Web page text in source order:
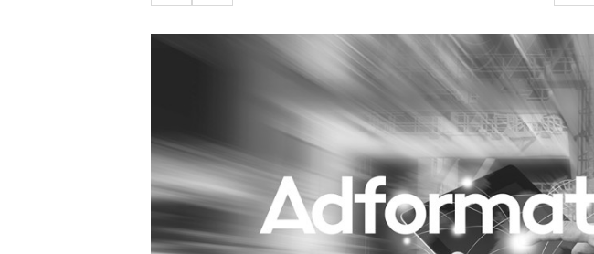
Influencer marketing
Interne communicatie
Martech